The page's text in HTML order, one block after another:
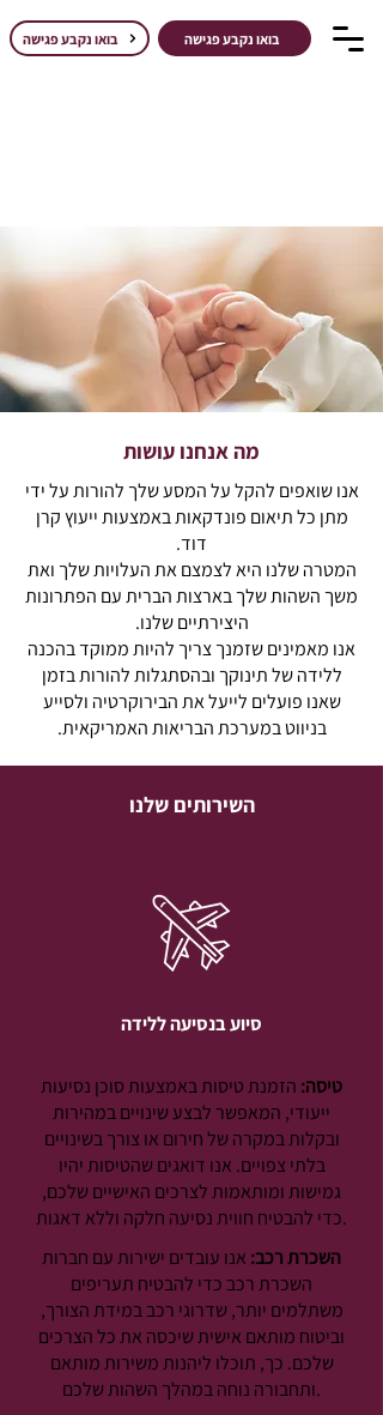
בואו נקבע פגישה בואו נקבע פגישה
מה אנחנו עושות
אנו שואפים להקל על המסע שלך להורות על ידי
מתן כל תיאום פונדקאות באמצעות ייעוץ קרן
דוד.
המטרה שלנו היא לצמצם את העלויות שלך ואת
משך השהות שלך בארצות הברית עם הפתרונות
היצירתיים שלנו.
אנו מאמינים שזמנך צריך להיות ממוקד בהכנה
ללידה של תינוקך ובהסתגלות להורות בזמן
שאנו פועלים לייעל את הבירוקרטיה ולסייע
בניווט במערכת הבריאות האמריקאית.
השירותים שלנו
סיוע בנסיעה ללידה
טיסה: הזמנת טיסות באמצעות סוכן נסיעות
ייעודי, המאפשר לבצע שינויים במהירות
ובקלות במקרה של חירום או צורך בשינויים
בלתי צפויים. אנו דואגים שהטיסות יהיו
גמישות ומותאמות לצרכים האישיים שלכם,
כדי להבטיח חווית נסיעה חלקה וללא דאגות.
השכרת רכב: אנו עובדים ישירות עם חברות
השכרת רכב כדי להבטיח תעריפים
משתלמים יותר, שדרוגי רכב במידת הצורך,
וביטוח מותאם אישית שיכסה את כל הצרכים
שלכם. כך, תוכלו ליהנות משירות מותאם
ותחבורה נוחה במהלך השהות שלכם.